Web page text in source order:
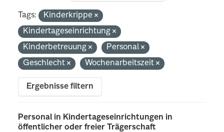
Tags:
Kinderkrippe
Kindertageseinrichtung
Kinderbetreuung
Personal
Geschlecht
Wochenarbeitszeit
Ergebnisse filtern
Personal in Kindertageseinrichtungen in
öffentlicher oder freier Trägerschaft